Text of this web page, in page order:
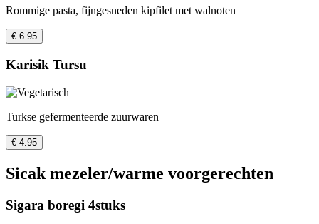
Rommige pasta, fijngesneden kipfilet met walnoten
€ 6.95
Karisik Tursu
Turkse gefermenteerde zuurwaren
€ 4.95
Sicak mezeler/warme voorgerechten
Sigara boregi 4stuks